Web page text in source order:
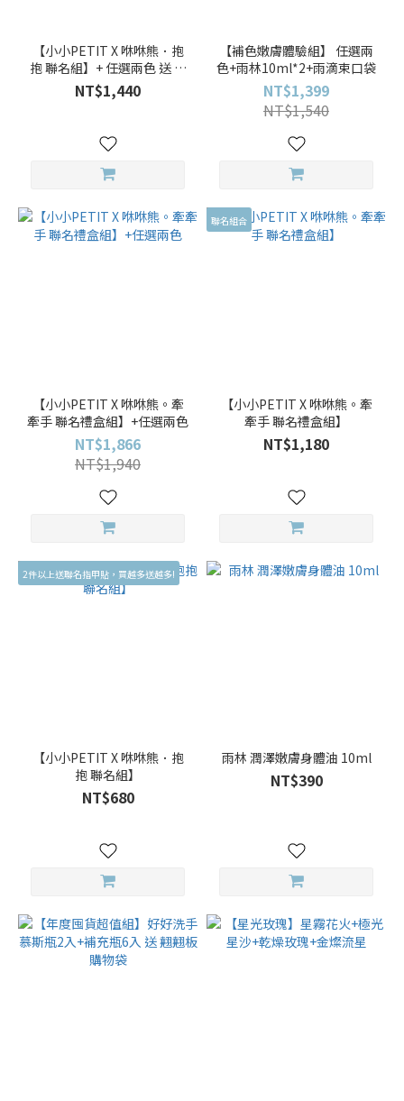
【小小PETIT X 咻咻熊．抱
抱 聯名組】+ 任選兩色 送 咻
咻熊聯名指甲貼 1 張 ( 隨機出
貨，不挑款 )
NT$1,440
【補色嫩膚體驗組】 任選兩
色+雨林10ml*2+雨滴束口袋
NT$1,399
NT$1,540
【小小PETIT X 咻咻熊。牽
牽手 聯名禮盒組】+任選兩色
NT$1,866
NT$1,940
聯名組合
【小小PETIT X 咻咻熊。牽
牽手 聯名禮盒組】
NT$1,180
2件以上送聯名指甲貼，買越多送越多!
【小小PETIT X 咻咻熊．抱
抱 聯名組】
NT$680
雨林 潤澤嫩膚身體油 10ml
NT$390